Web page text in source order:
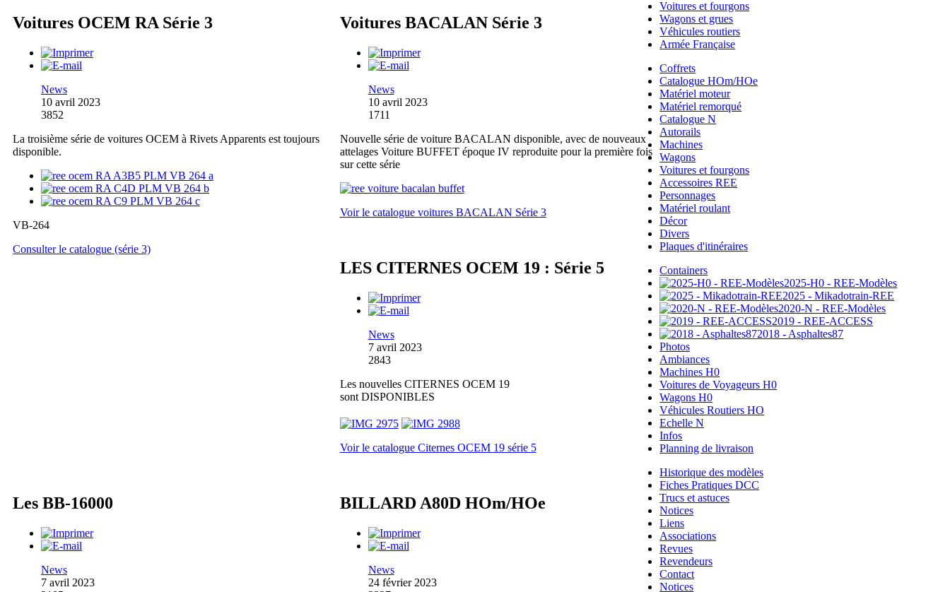
Voitures OCEM RA Série 3
News
10 avril 2023
3852
La troisième série de voitures OCEM à Rivets Apparents est toujours
disponible.
VB-264
Consulter le catalogue (série 3)
Voitures BACALAN Série 3
News
10 avril 2023
1711
Nouvelle série de voiture BACALAN disponible, avec de nouveaux
attelages Voiture BUFFET époque IV reproduite pour la première fois
sur cette série
Voir le catalogue voitures BACALAN Série 3
LES CITERNES OCEM 19 : Série 5
News
7 avril 2023
2843
Les nouvelles CITERNES OCEM 19
sont DISPONIBLES
Voir le catalogue Citernes OCEM 19 série 5
Les BB-16000
News
7 avril 2023
BILLARD A80D HOm/HOe
News
24 février 2023
Voitures et fourgons
Wagons et grues
Véhicules routiers
Armée Française
Coffrets
Catalogue HOm/HOe
Matériel moteur
Matériel remorqué
Catalogue N
Autorails
Machines
Wagons
Voitures et fourgons
Accessoires REE
Personnages
Matériel roulant
Décor
Divers
Plaques d'itinéraires
Containers
2025-H0 - REE-Modèles
2025 - Mikadotrain-REE
2020-N - REE-Modèles
2019 - REE-ACCESS
2018 - Asphaltes87
Photos
Ambiances
Machines H0
Voitures de Voyageurs H0
Wagons H0
Véhicules Routiers HO
Echelle N
Infos
Planning de livraison
Historique des modèles
Fiches Pratiques DCC
Trucs et astuces
Notices
Liens
Associations
Revues
Revendeurs
Contact
Notices